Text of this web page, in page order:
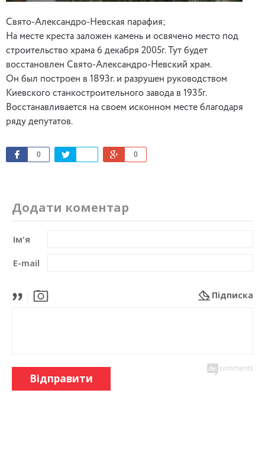
Свято-Александро-Невская парафия;
На месте креста заложен камень и освячено место под
строительство храма 6 декабря 2005г. Тут будет
восстановлен Свято-Александро-Невский храм.
Он был построен в 1893г. и разрушен руководством
Киевского станкостроительного завода в 1935г.
Восстанавливается на своем исконном месте благодаря
ряду депутатов.
0 0
Додати коментар
Ім'я
E-mail
Підписка
Відправити